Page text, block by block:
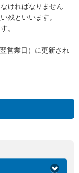
ければなりません
残といいます。
。
営業日）に更新され